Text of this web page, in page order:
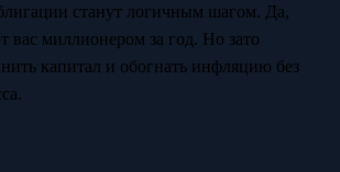
станут логичным шагом. Да,
вас миллионером за год. Но зато
капитал и обогнать инфляцию без